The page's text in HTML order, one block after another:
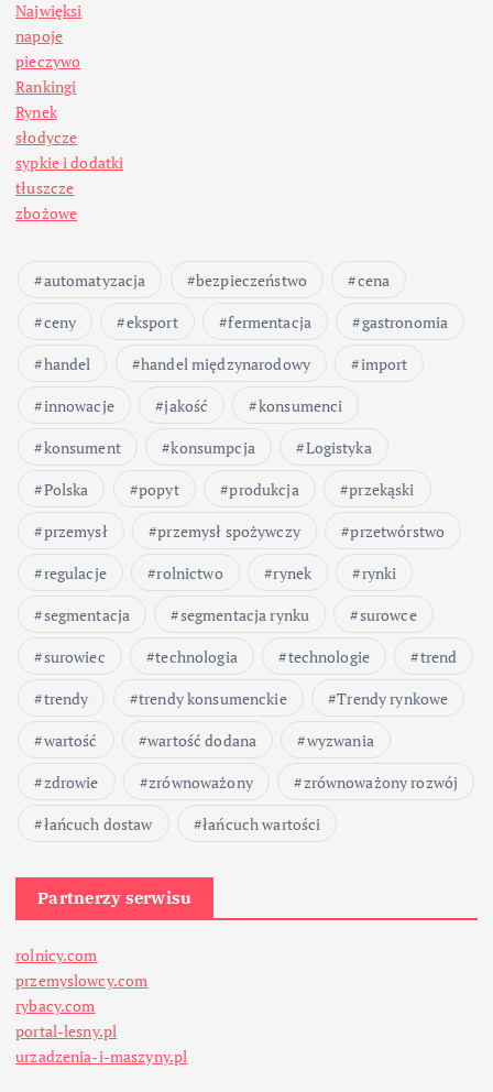
Najwięksi
napoje
pieczywo
Rankingi
Rynek
słodycze
sypkie i dodatki
tłuszcze
zbożowe
automatyzacja bezpieczeństwo
cena
ceny
eksport fermentacja
gastronomia
handel
handel międzynarodowy
import
innowacje
jakość
konsumenci
konsument
konsumpcja
Logistyka
Polska
popyt produkcja
przekąski
przemysł
przemysł spożywczy
przetwórstwo
regulacje
rolnictwo rynek
rynki
segmentacja
segmentacja rynku
surowce
surowiec
technologia technologie
trend
trendy
trendy konsumenckie
Trendy rynkowe
wartość
wartość dodana
wyzwania
zdrowie
zrównoważony
zrównoważony rozwój
łańcuch dostaw
łańcuch wartości
Partnerzy serwisu
rolnicy.com
przemyslowcy.com
rybacy.com
portal-lesny.pl
urzadzenia-i-maszyny.pl